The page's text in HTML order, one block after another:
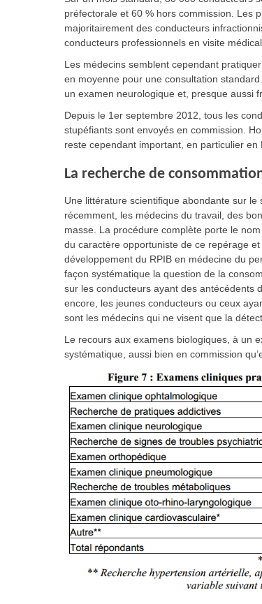
préfectorale et 60 % hors commission. Les
majoritairement des conducteurs
conducteurs professionnels en visite
Les médecins semblent cependant
en moyenne pour une consultation
un examen neurologique et, presque aussi
Depuis le 1er septembre 2012, tous les
stupéfiants sont envoyés en commission.
reste cependant important, en particulier en
La recherche de
Une littérature scientifique abondante sur
récemment, les médecins du travail, des
masse. La procédure complète porte le
du caractère opportuniste de ce repérage
développement du RPIB en médecine du
façon systématique la question de la
sur les conducteurs ayant des antécédents
encore, les jeunes conducteurs ou ceux
sont les médecins qui ne visent que la
Le recours aux examens biologiques, à un
systématique, aussi bien en commission